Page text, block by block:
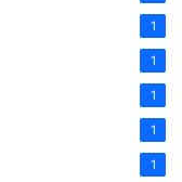
1
1
1
1
1